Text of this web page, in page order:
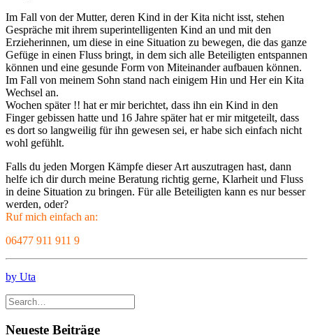
Im Fall von der Mutter, deren Kind in der Kita nicht isst, stehen
Gespräche mit ihrem superintelligenten Kind an und mit den
Erzieherinnen, um diese in eine Situation zu bewegen, die das ganze
Gefüge in einen Fluss bringt, in dem sich alle Beteiligten entspannen
können und eine gesunde Form von Miteinander aufbauen können.
Im Fall von meinem Sohn stand nach einigem Hin und Her ein Kita
Wechsel an.
Wochen später !! hat er mir berichtet, dass ihn ein Kind in den
Finger gebissen hatte und 16 Jahre später hat er mir mitgeteilt, dass
es dort so langweilig für ihn gewesen sei, er habe sich einfach nicht
wohl gefühlt.
Falls du jeden Morgen Kämpfe dieser Art auszutragen hast, dann
helfe ich dir durch meine Beratung richtig gerne, Klarheit und Fluss
in deine Situation zu bringen. Für alle Beteiligten kann es nur besser
werden, oder?
Ruf mich einfach an:
06477 911 911 9
by Uta
Neueste Beiträge